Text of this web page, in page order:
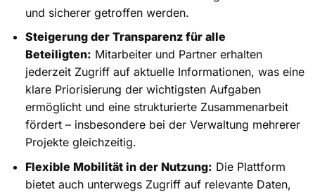
und sicherer getroffen werden.
Steigerung der Transparenz für alle
Beteiligten: Mitarbeiter und Partner erhalten
jederzeit Zugriff auf aktuelle Informationen, was eine
klare Priorisierung der wichtigsten Aufgaben
ermöglicht und eine strukturierte Zusammenarbeit
fördert – insbesondere bei der Verwaltung mehrerer
Projekte gleichzeitig.
Flexible Mobilität in der Nutzung: Die Plattform
bietet auch unterwegs Zugriff auf relevante Daten,